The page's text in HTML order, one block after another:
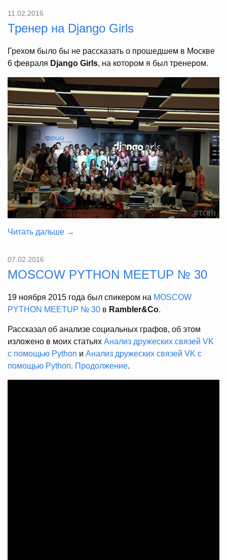
11.02.2016
Тренер на Django Girls
Грехом было бы не рассказать о прошедшем в Москве
6 февраля Django Girls, на котором я был тренером.
Читать дальше →
07.02.2016
MOSCOW PYTHON MEETUP № 30
19 ноября 2015 года был спикером на MOSCOW
PYTHON MEETUP № 30 в Rambler&Co.
Рассказал об анализе социальных графов, об этом
изложено в моих статьях Анализ дружеских связей VK
с помощью Python и Анализ дружеских связей VK с
помощью Python. Продолжение.